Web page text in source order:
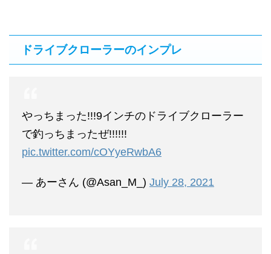
ドライブクローラーのインプレ
やっちまった!!!9インチのドライブクローラー
で釣っちまったぜ!!!!!!
pic.twitter.com/cOYyeRwbA6
— あーさん (@Asan_M_) July 28, 2021